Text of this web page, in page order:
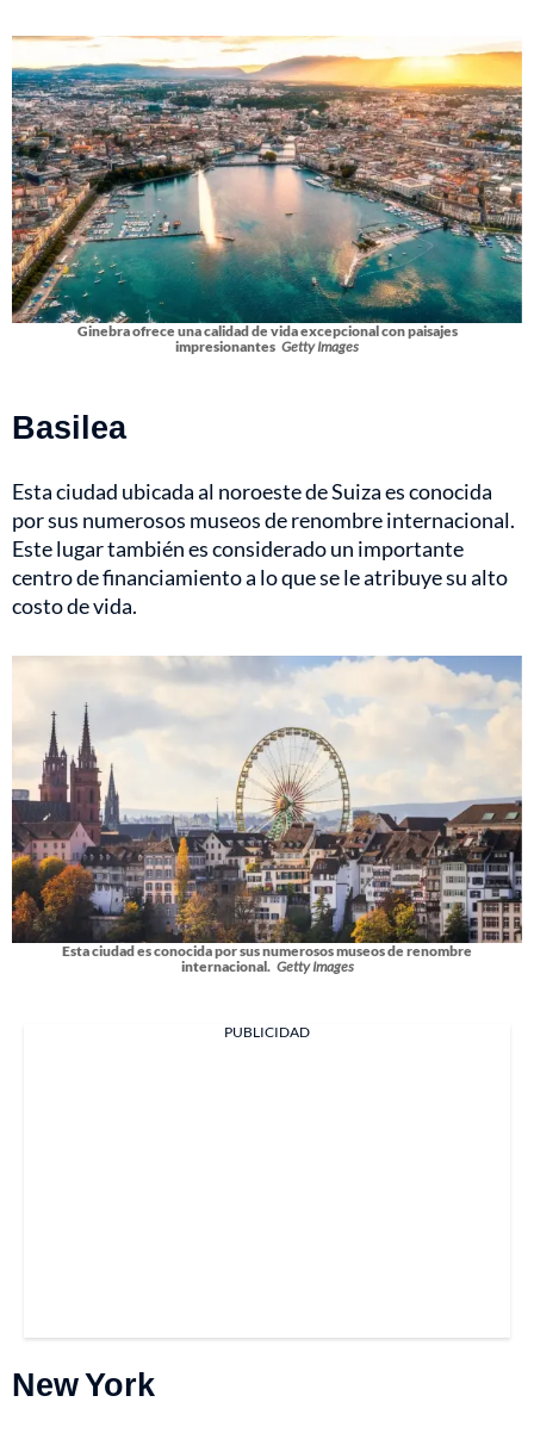
Ginebra ofrece una calidad de vida excepcional con paisajes
impresionantes Getty Images
Basilea
Esta ciudad ubicada al noroeste de Suiza es conocida
por sus numerosos museos de renombre internacional.
Este lugar también es considerado un importante
centro de financiamiento a lo que se le atribuye su alto
costo de vida.
Esta ciudad es conocida por sus numerosos museos de renombre
internacional. Getty Images
PUBLICIDAD
New York